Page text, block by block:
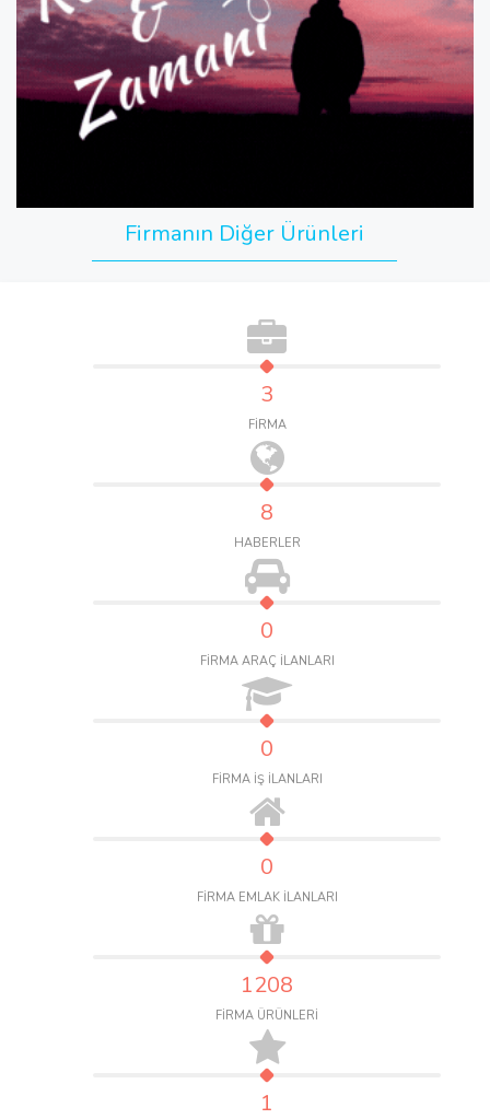
Firmanın Diğer Ürünleri
3
FİRMA
8
HABERLER
0
FİRMA ARAÇ İLANLARI
0
FİRMA İŞ İLANLARI
0
FİRMA EMLAK İLANLARI
1208
FİRMA ÜRÜNLERİ
1